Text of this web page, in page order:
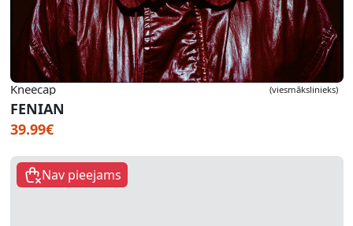
Kneecap (viesmākslinieks)
FENIAN
39.99€
Nav pieejams